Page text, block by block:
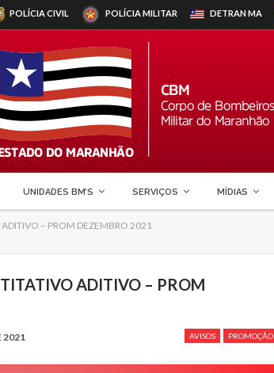
POLÍCIA CIVIL POLÍCIA MILITAR DETRANMA
UNIDADES BM’S SERVIÇOS MÍDIAS
– PROM DEZEMBRO 2021
ADITIVO – PROM
AVISOS PROMOÇÃO
2021